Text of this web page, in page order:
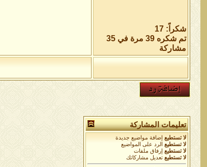
شكراً: 17
تم شكره 39 مرة في 35
مشاركة
تعليمات المشاركة
لا تستطيع
إضافة مواضيع جديدة
لا تستطيع
الرد على المواضيع
لا تستطيع
إرفاق ملفات
لا تستطيع تعديل مشاركاتك